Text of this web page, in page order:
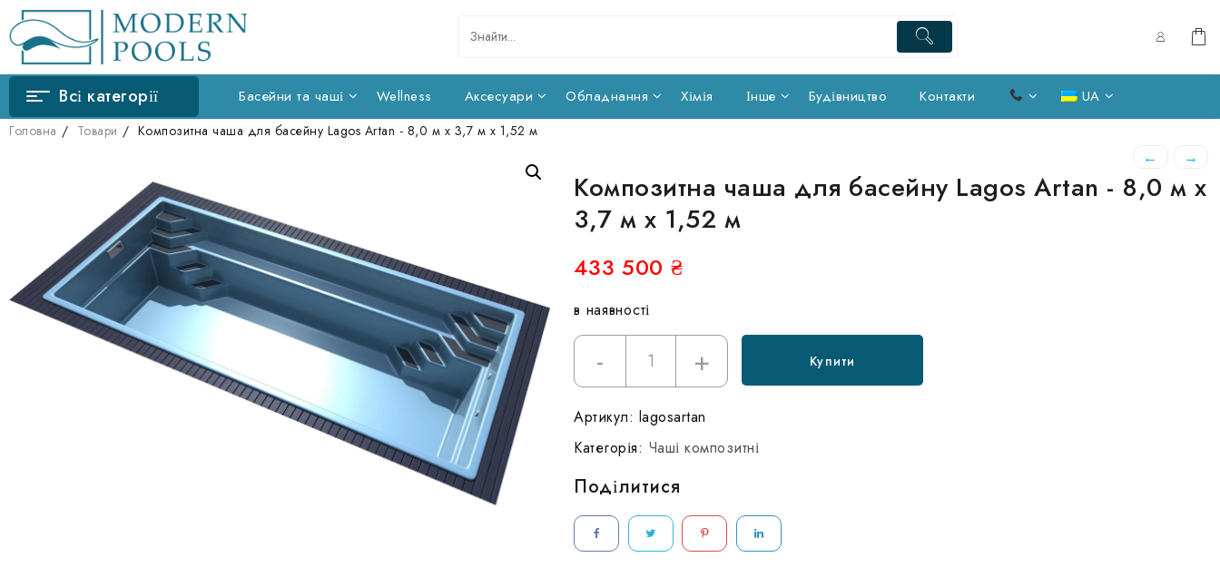
Всі категорії Басейни та чаші Wellness Аксесуари Обладнання Хімія Інше Будівництво Контакти UA
Головна Товари Композитна чаша для басейну Lagos Artan - 8,0 м х 3,7 м х 1,52 м
← →
Композитна чаша для басейну Lagos Artan - 8,0 м х
3,7 м х 1,52 м
433 500 ₴
в наявності
- + Купити
Артикул: lagosartan
Категорія: Чаші композитні
Поділитися